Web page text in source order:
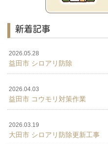
新着記事
2026.05.28
益田市 シロアリ防除
2026.04.03
益田市 コウモリ対策作業
2026.03.19
大田市 シロアリ防除更新工事